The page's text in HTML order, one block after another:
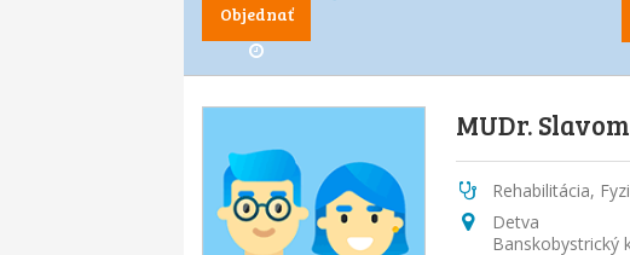
Objednať
MUDr.
Rehabilitácia,
Detva
Banskobystrický